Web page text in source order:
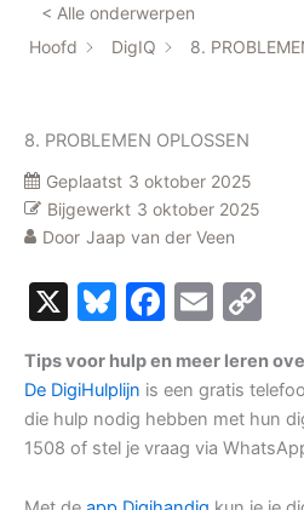
< Alle onderwerpen
Hoofd
DigIQ 8.
8. PROBLEMEN OPLOSSEN
Geplaatst 3 oktober 2025
Bijgewerkt 3 oktober 2025
Door Jaap van der Veen
X BlueskyEmail
Tips voor hulp en meer leren
De DigiHulplijn is een gratis
die hulp nodig hebben met hun
1508 of stel je vraag via